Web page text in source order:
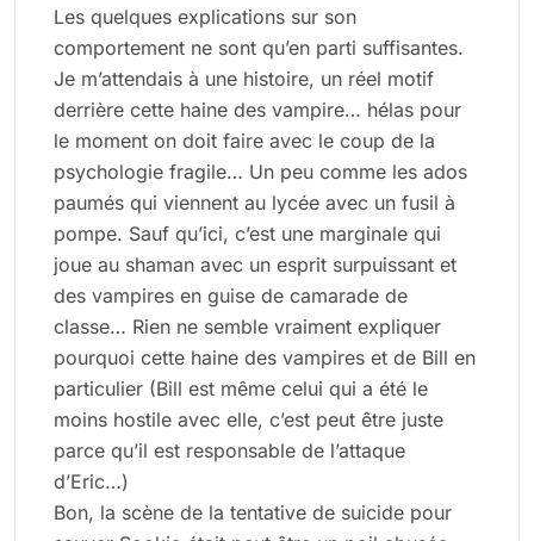
Les quelques explications sur son
comportement ne sont qu’en parti suffisantes.
Je m’attendais à une histoire, un réel motif
derrière cette haine des vampire… hélas pour
le moment on doit faire avec le coup de la
psychologie fragile… Un peu comme les ados
paumés qui viennent au lycée avec un fusil à
pompe. Sauf qu’ici, c’est une marginale qui
joue au shaman avec un esprit surpuissant et
des vampires en guise de camarade de
classe… Rien ne semble vraiment expliquer
pourquoi cette haine des vampires et de Bill en
particulier (Bill est même celui qui a été le
moins hostile avec elle, c’est peut être juste
parce qu’il est responsable de l’attaque
d’Eric…)
Bon, la scène de la tentative de suicide pour